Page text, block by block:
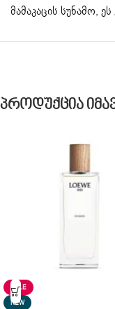
მამაკაცის სუნამო,
Პროდუქცია
SALE
NEW